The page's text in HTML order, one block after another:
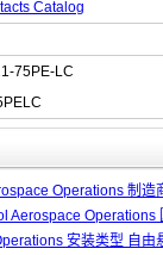
Catalog
75PE-LC
Operations 制
Aerospace Operations
安装类型 自由